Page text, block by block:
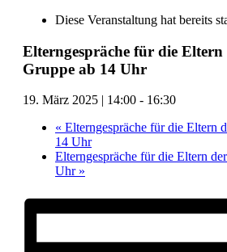
Diese Veranstaltung hat bereits
Elterngespräche für die Eltern
Gruppe ab 14 Uhr
19. März 2025 | 14:00 - 16:30
« Elterngespräche für die Eltern
14 Uhr
Elterngespräche für die Eltern
Uhr »